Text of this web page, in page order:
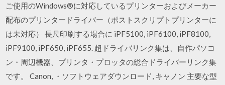
ご使用のWindows®に対応しているプリンターおよびメーカー
配布のプリンタードライバー（ポストスクリプトプリンターに
は未対応） 長尺印刷する場合に iPF5100, iPF6100, iPF8100,
iPF9100, iPF650, iPF655. 超ドライバリンク集は、自作パソコ
ン・周辺機器、プリンタ・プロッタの総合ドライバーリンク集
です。 Canon, ・ソフトウェアダウンロード, キャノン 主要な型